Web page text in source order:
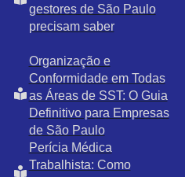
gestores de São Paulo
precisam saber
Organização e
Conformidade em Todas
as Áreas de SST: O Guia
Definitivo para Empresas
de São Paulo
Perícia Médica
Trabalhista: Como